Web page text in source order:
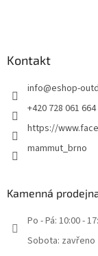
Kontakt
info@eshop-
+420 728 061 664
https://
mammut_brno
Kamenná
Po - Pá: 10:00 -
Sobota: zavřeno